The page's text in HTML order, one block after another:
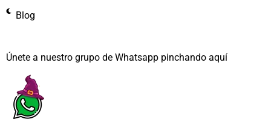
Blog
Únete a nuestro grupo de Whatsapp pinchando aquí​